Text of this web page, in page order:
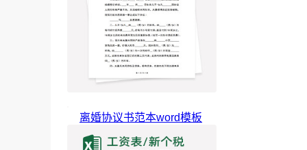
离婚协议书范本word模板